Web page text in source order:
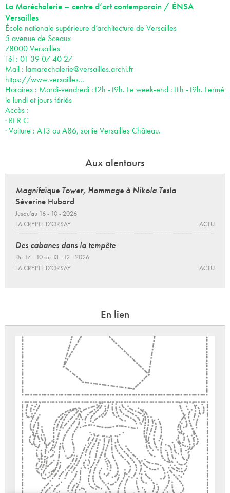
La Maréchalerie – centre d’art contemporain / ÉNSA
Versailles
École nationale supérieure d’architecture de Versailles
5 avenue de Sceaux
78000 Versailles
Tél : 01 39 07 40 27
Mail : lamarechalerie@versailles.archi.fr
https://www.versailles…
Horaires : Mardi-vendredi :12h -19h. Le week-end :11h -19h. Fermé
le lundi et jours fériés
Accès :
· RER C
· Voiture : A13 ou A86, sortie Versailles Château.
Aux alentours
Magnifaïque Tower, Hommage à Nikola Tesla
Séverine Hubard
Jusqu'au 16 - 10 - 2026
LA CRYPTE D’ORSAY
ACTU
Des cabanes dans la tempête
Du 17 - 10 au 13 - 12 - 2026
LA CRYPTE D’ORSAY
ACTU
En lien